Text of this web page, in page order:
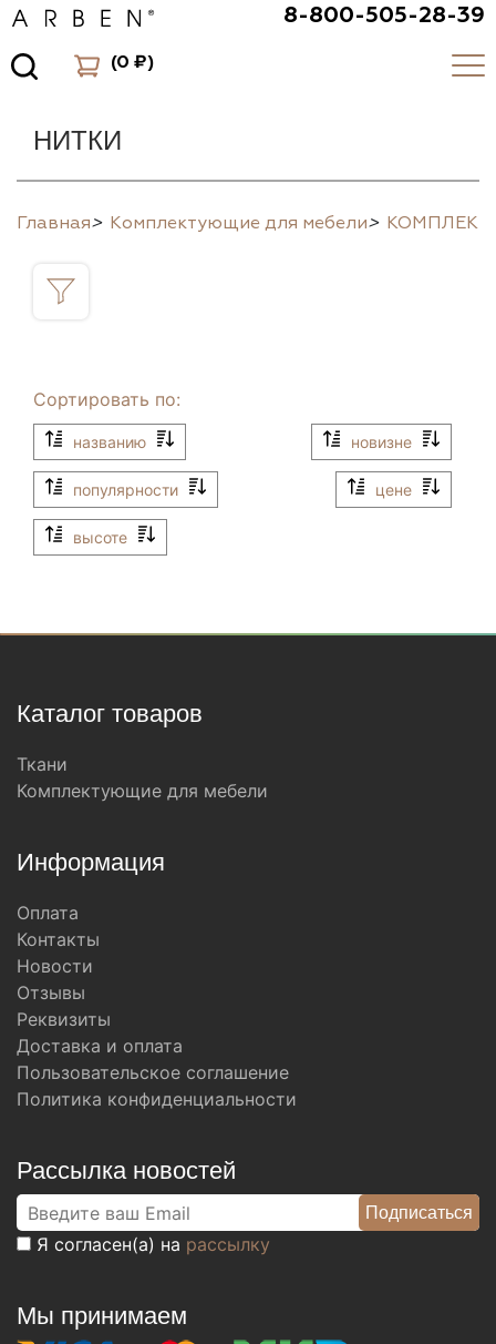
8-800-505-28-39
(0 ₽)
НИТКИ
Главная> Комплектующие для мебели>
Сортировать по:
названию новизне
популярности цене
высоте
Каталог товаров
Ткани
Комплектующие для мебели
Информация
Оплата
Контакты
Новости
Отзывы
Реквизиты
Доставка и оплата
Пользовательское соглашение
Политика конфиденциальности
Рассылка новостей
Я согласен(а) на рассылку
Мы принимаем